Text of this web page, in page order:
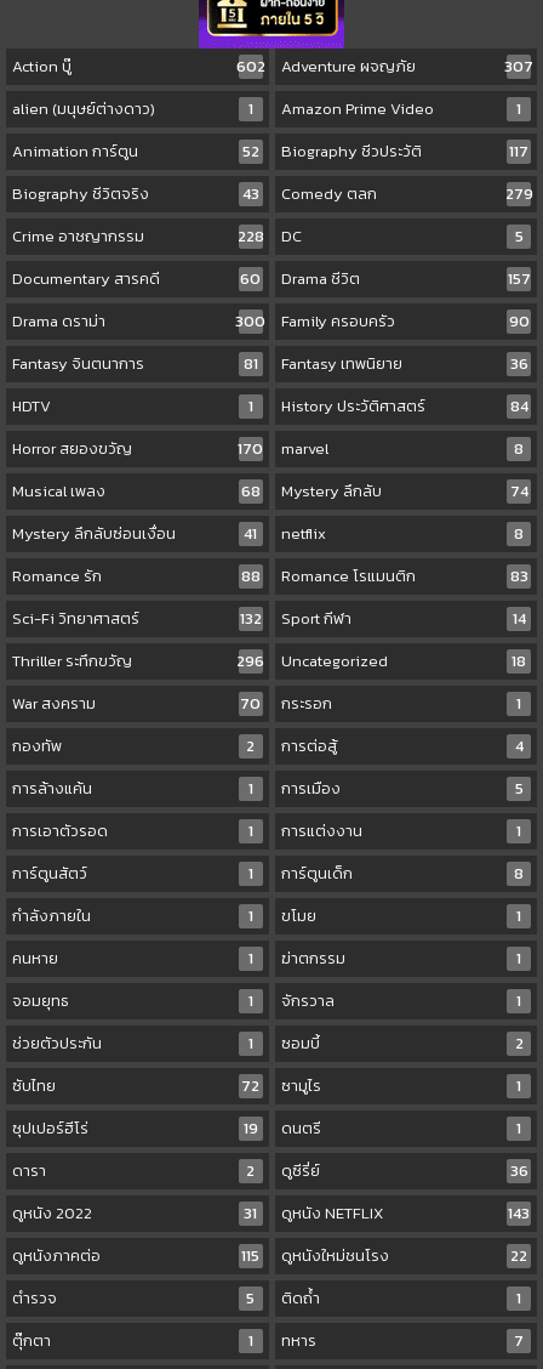
Action บู๊ 602 Adventure ผจญภัย
307
alien (มนุษย์ต่างดาว)
1 Amazon Prime Video
1
Animation การ์ตูน
52 Biography ชีวประวัติ
117
Biography ชีวิตจริง
43 Comedy ตลก
279
Crime อาชญากรรม
228 DC
5
Documentary สารคดี
60 Drama ชีวิต
157
Drama ดราม่า
300 Family ครอบครัว
90
Fantasy จินตนาการ
81 Fantasy เทพนิยาย
36
HDTV
1 History ประวัติศาสตร์
84
Horror สยองขวัญ
170 marvel
8
Musical เพลง
68 Mystery ลึกลับ
74
Mystery ลึกลับซ่อนเงื่อน
41 netflix
8
Romance รัก
88 Romance โรแมนติก
83
Sci-Fi วิทยาศาสตร์
132 Sport กีฬา
14
Thriller ระทึกขวัญ
296 Uncategorized
18
War สงคราม
70 กระรอก
1
กองทัพ
2 การต่อสู้
4
การล้างแค้น
1 การเมือง
5
การเอาตัวรอด
1 การแต่งงาน
1
การ์ตูนสัตว์
1 การ์ตูนเด็ก
8
กำลังภายใน
1 ขโมย
1
คนหาย
1 ฆ่าตกรรม
1
จอมยุทธ
1 จักรวาล
1
ช่วยตัวประกัน
1 ซอมบี้
2
ซับไทย
72 ซามูไร
1
ซุปเปอร์ฮีโร่
19 ดนตรี
1
ดารา
2 ดูซีรี่ย์
36
ดูหนัง 2022
31 ดูหนัง NETFLIX
143
ดูหนังภาคต่อ
115 ดูหนังใหม่ชนโรง
22
ตำรวจ
5 ติดถ้ำ
1
ตุ๊กตา
1 ทหาร
7